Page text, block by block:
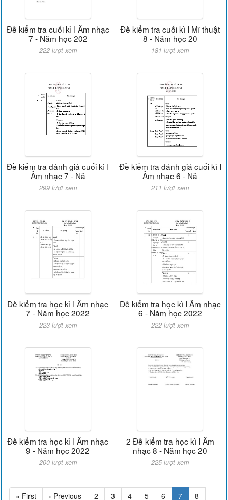
Đề kiểm tra cuối kì I Âm nhạc
7 - Năm học 202
222 lượt xem
Đề kiểm tra cuối kì I Mĩ thuật
8 - Năm học 20
181 lượt xem
Đề kiểm tra đánh giá cuối kì I
Âm nhạc 7 - Nă
299 lượt xem
Đề kiểm tra đánh giá cuối kì I
Âm nhạc 6 - Nă
211 lượt xem
Đề kiểm tra học kì I Âm nhạc
7 - Năm học 2022
223 lượt xem
Đề kiểm tra học kì I Âm nhạc
6 - Năm học 2022
222 lượt xem
Đề kiểm tra học kì I Âm nhạc
9 - Năm học 2022
200 lượt xem
2 Đề kiểm tra học kì I Âm
nhạc 8 - Năm học 20
225 lượt xem
« First ‹ Previous 2 3 4 5 6 7 8